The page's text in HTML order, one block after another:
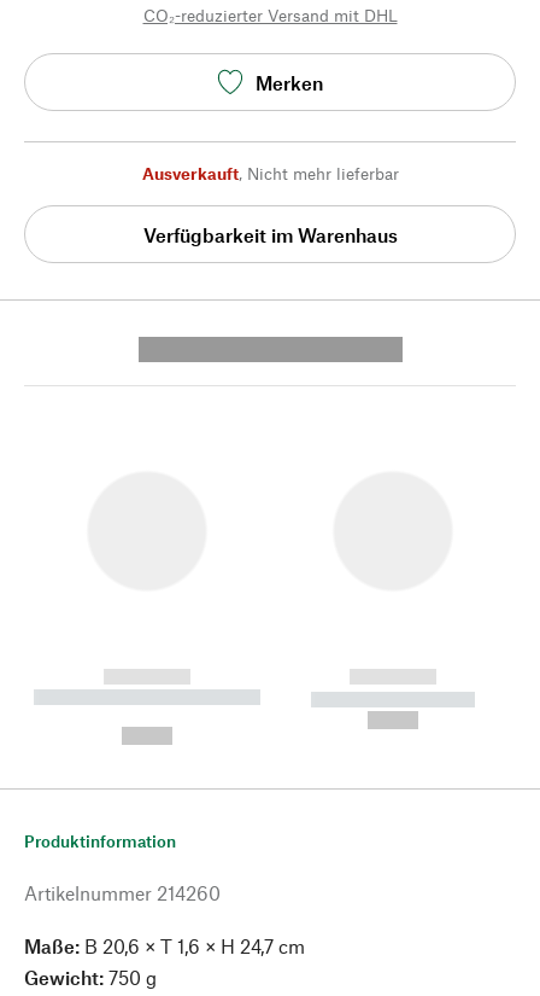
CO₂-reduzierter Versand mit DHL
Merken
Ausverkauft, Nicht mehr lieferbar
Verfügbarkeit im Warenhaus
------------
----------- ----------- --------
------------
----------- -----------
Produktinformation
Artikelnummer 214260
Maße: B 20,6 × T 1,6 × H 24,7 cm
Gewicht: 750 g